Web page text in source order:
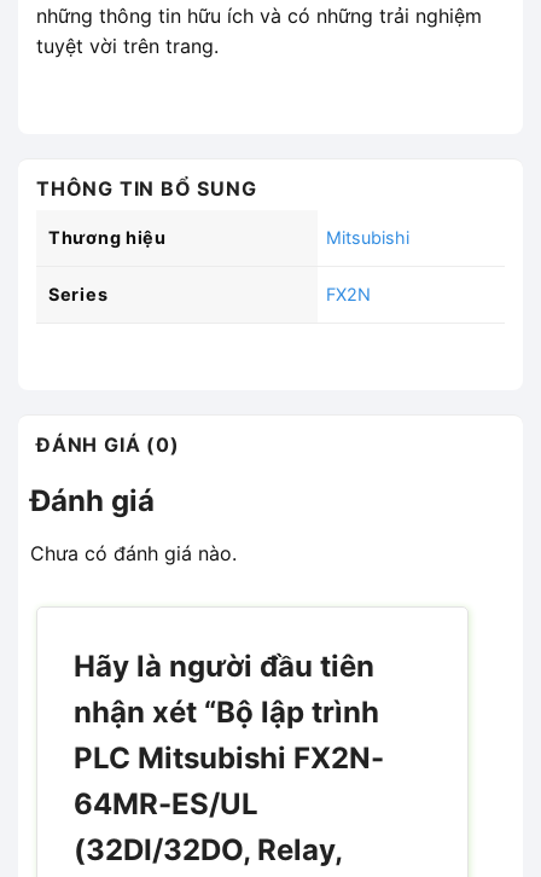
những thông tin hữu ích và có những trải nghiệm
tuyệt vời trên trang.
THÔNG TIN BỔ SUNG
Thương hiệu Mitsubishi
Series FX2N
ĐÁNH GIÁ (0)
Đánh giá
Chưa có đánh giá nào.
Hãy là người đầu tiên
nhận xét “Bộ lập trình
PLC Mitsubishi FX2N-
64MR-ES/UL
(32DI/32DO, Relay,